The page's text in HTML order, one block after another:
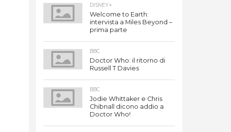
DISNEY+
Welcome to Earth:
intervista a Miles Beyond –
prima parte
BBC
Doctor Who: il ritorno di
Russell T Davies
BBC
Jodie Whittaker e Chris
Chibnall dicono addio a
Doctor Who!